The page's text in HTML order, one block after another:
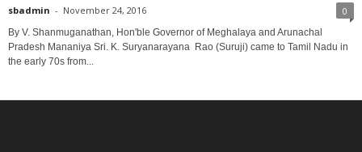
sbadmin - November 24, 2016 0
By V. Shanmuganathan, Hon'ble Governor of Meghalaya and Arunachal
Pradesh Mananiya Sri. K. Suryanarayana Rao (Suruji) came to Tamil Nadu in
the early 70s from...